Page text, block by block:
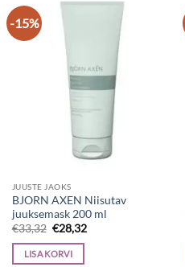
-15%
JUUSTE JAOKS
BJORN AXEN Niisutav
juuksemask 200 ml
€33,32 Algne
hind
oli:
€33,32.
€28,32Current
LISA KORVI